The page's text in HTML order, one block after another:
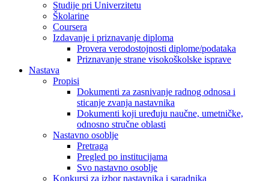
Studije pri Univerzitetu
Školarine
Coursera
Izdavanje i priznavanje diploma
Provera verodostojnosti diplome/podataka
Priznavanje strane visokoškolske isprave
Nastava
Propisi
Dokumenti za zasnivanje radnog odnosa i
sticanje zvanja nastavnika
Dokumenti koji uređuju naučne, umetničke,
odnosno stručne oblasti
Nastavno osoblje
Pretraga
Pregled po institucijama
Svo nastavno osoblje
Konkursi za izbor nastavnika i saradnika